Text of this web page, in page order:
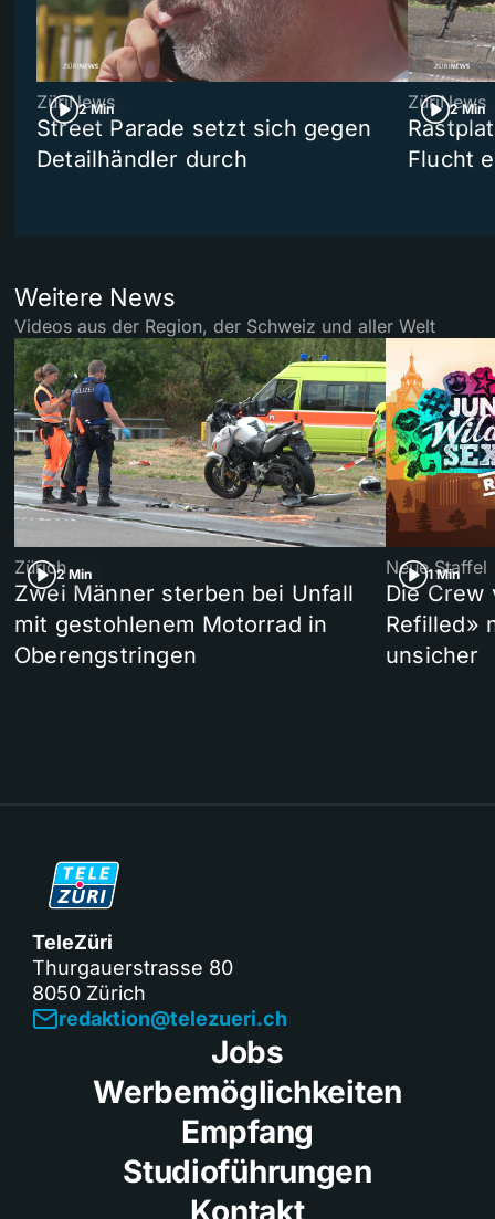
2 Min
ZüriNews
Street Parade setzt sich gegen
Detailhändler durch
2 Min
ZüriNews
Flucht
Weitere News
Videos aus der Region, der Schweiz und aller Welt
2 Min
Zürich
Zwei Männer sterben bei Unfall
mit gestohlenem Motorrad in
Oberengstringen
1 Min
Neue Staffel
Die Crew
Refilled»
unsicher
TeleZüri
Thurgauerstrasse 80
8050 Zürich
redaktion@telezueri.ch
Jobs
Werbemöglichkeiten
Empfang
Studioführungen
Kontakt